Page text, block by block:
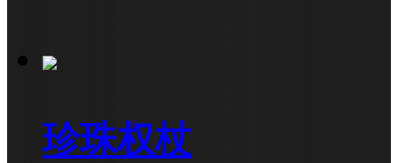
珍珠权杖